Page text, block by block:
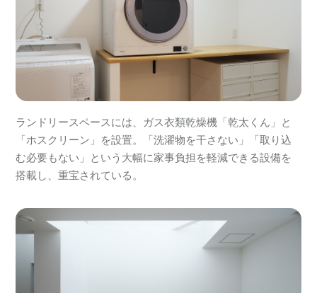
ランドリースペースには、ガス衣類乾燥機「乾太くん」と
「ホスクリーン」を設置。「洗濯物を干さない」「取り込
む必要もない」という大幅に家事負担を軽減できる設備を
搭載し、重宝されている。